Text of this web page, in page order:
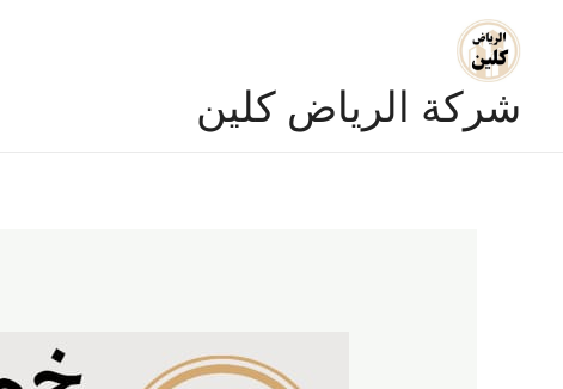
المحتوى
شركة الرياض كلين